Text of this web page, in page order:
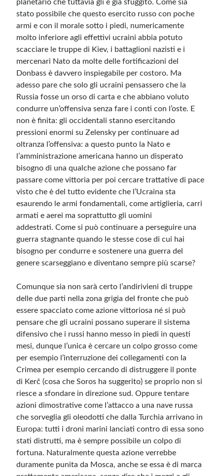
planetario che tuttavia gli è già sfuggito. Come sia
stato possibile che questo esercito russo con poche
armi e con il morale sotto i piedi, numericamente
molto inferiore agli effettivi ucraini abbia potuto
scacciare le truppe di Kiev, i battaglioni nazisti e i
mercenari Nato da molte delle fortificazioni del
Donbass è davvero inspiegabile per costoro. Ma
adesso pare che solo gli ucraini pensassero che la
Russia fosse un orso di carta e che abbiano voluto
condurre un’offensiva senza fare i conti con l’oste. E
non è finita: gli occidentali stanno esercitando
pressioni enormi su Zelensky per continuare ad
oltranza l’offensiva: a questo punto la Nato e
l’amministrazione americana hanno un disperato
bisogno di una qualche azione che possano far
passare come vittoria per poi cercare trattative di pace
visto che è del tutto evidente che l’Ucraina sta
esaurendo le armi fondamentali, come artiglieria, carri
armati e aerei ma soprattutto gli uomini
addestrati. Come si può continuare a perseguire una
guerra stagnante quando le stesse cose di cui hai
bisogno per condurre e sostenere una guerra del
genere scarseggiano e diventano sempre più scarse?
Comunque sia non sarà certo l’andirivieni di truppe
delle due parti nella zona grigia del fronte che può
essere spacciato come azione vittoriosa né si può
pensare che gli ucraini possano superare il sistema
difensivo che i russi hanno messo in piedi in questi
mesi, dunque l’unica è cercare un colpo grosso come
per esempio l’interruzione dei collegamenti con la
Crimea per esempio cercando di distruggere il ponte
di Kerč (cosa che Soros ha suggerito) se proprio non si
riesce a sfondare in direzione sud. Oppure tentare
azioni dimostrative come l’attacco a una nave russa
che sorveglia gli oleodotti che dalla Turchia arrivano in
Europa: tutti i droni marini lanciati contro di essa sono
stati distrutti, ma è sempre possibile un colpo di
fortuna. Naturalmente questa azione verrebbe
duramente punita da Mosca, anche se essa è di marca